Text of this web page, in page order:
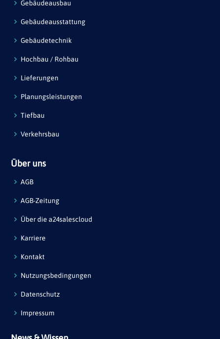
Gebäudeausbau
Gebäudeausstattung
Gebäudetechnik
Hochbau / Rohbau
Lieferungen
Planungsleistungen
Tiefbau
Verkehrsbau
Über uns
AGB
AGB-Zeitung
Über die a24salescloud
Karriere
Kontakt
Nutzungsbedingungen
Datenschutz
Impressum